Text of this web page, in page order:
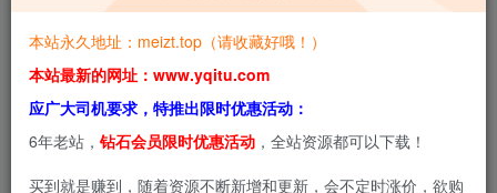
本站预览图进行了压缩和水印，原图无压缩，无本站水
本站永久地址：meizt.top（请收藏好哦！）
本站最新的网址：www.yqitu.com
应广大司机要求，特推出限时优惠活动：
6年老站， 钻石会员限时优惠活动 ，全站资源都可以下载！
买到就是赚到，随着资源不断新增和更新，会不定时涨价，欲购